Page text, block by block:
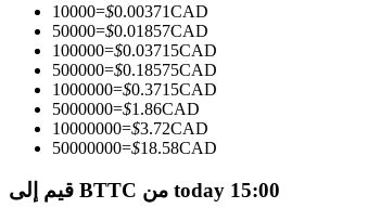
انضم إلى أفضل المتداولين
10000=$0.00371CAD
50000=$0.01857CAD
100000=$0.03715CAD
500000=$0.18575CAD
1000000=$0.3715CAD
5000000=$1.86CAD
10000000=$3.72CAD
50000000=$18.58CAD
قيم إلى BTTC من today 15:00